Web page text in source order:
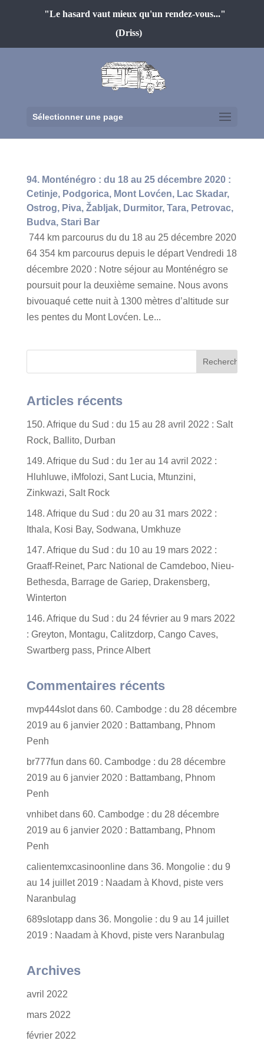
"Le hasard vaut mieux qu'un rendez-vous..."
(Driss)
Sélectionner une page
94. Monténégro : du 18 au 25 décembre 2020 :
Cetinje, Podgorica, Mont Lovćen, Lac Skadar,
Ostrog, Piva, Žabljak, Durmitor, Tara, Petrovac,
Budva, Stari Bar
744 km parcourus du du 18 au 25 décembre 2020
64 354 km parcourus depuis le départ Vendredi 18
décembre 2020 : Notre séjour au Monténégro se
poursuit pour la deuxième semaine. Nous avons
bivouaqué cette nuit à 1300 mètres d’altitude sur
les pentes du Mont Lovćen. Le...
Articles récents
150. Afrique du Sud : du 15 au 28 avril 2022 : Salt
Rock, Ballito, Durban
149. Afrique du Sud : du 1er au 14 avril 2022 :
Hluhluwe, iMfolozi, Sant Lucia, Mtunzini,
Zinkwazi, Salt Rock
148. Afrique du Sud : du 20 au 31 mars 2022 :
Ithala, Kosi Bay, Sodwana, Umkhuze
147. Afrique du Sud : du 10 au 19 mars 2022 :
Graaff-Reinet, Parc National de Camdeboo, Nieu-
Bethesda, Barrage de Gariep, Drakensberg,
Winterton
146. Afrique du Sud : du 24 février au 9 mars 2022
: Greyton, Montagu, Calitzdorp, Cango Caves,
Swartberg pass, Prince Albert
Commentaires récents
mvp444slotdans 60. Cambodge : du 28 décembre
2019 au 6 janvier 2020 : Battambang, Phnom
Penh
br777fun dans 60. Cambodge : du 28 décembre
2019 au 6 janvier 2020 : Battambang, Phnom
Penh
vnhibetdans 60. Cambodge : du 28 décembre
2019 au 6 janvier 2020 : Battambang, Phnom
Penh
calientemxcasinoonlinedans 36. Mongolie : du 9
au 14 juillet 2019 : Naadam à Khovd, piste vers
Naranbulag
689slotappdans 36. Mongolie : du 9 au 14 juillet
2019 : Naadam à Khovd, piste vers Naranbulag
Archives
avril 2022
mars 2022
février 2022